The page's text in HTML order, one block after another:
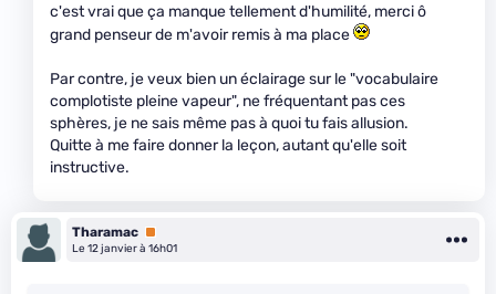
c'est vrai que ça manque tellement d'humilité, merci ô
grand penseur de m'avoir remis à ma place
Par contre, je veux bien un éclairage sur le "vocabulaire
complotiste pleine vapeur", ne fréquentant pas ces
sphères, je ne sais même pas à quoi tu fais allusion.
Quitte à me faire donner la leçon, autant qu'elle soit
instructive.
Tharamac Premium
Le 12 janvier à 16h01